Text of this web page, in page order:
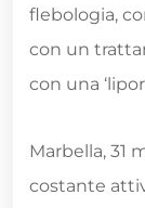
flebologia,
con un
con una
Marbella, 31
costante